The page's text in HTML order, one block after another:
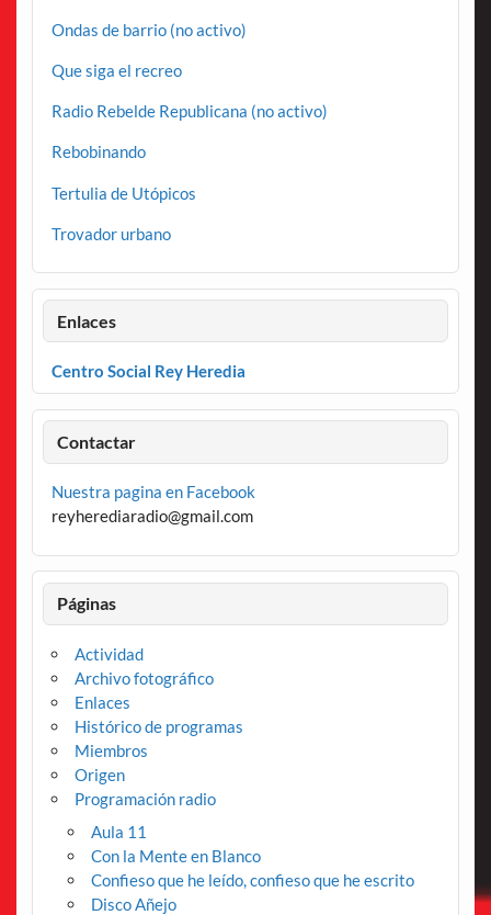
Ondas de barrio (no activo)
Que siga el recreo
Radio Rebelde Republicana (no activo)
Rebobinando
Tertulia de Utópicos
Trovador urbano
Enlaces
Centro Social Rey Heredia
Contactar
Nuestra pagina en Facebook
reyherediaradio@gmail.com
Páginas
Actividad
Archivo fotográfico
Enlaces
Histórico de programas
Miembros
Origen
Programación radio
Aula 11
Con la Mente en Blanco
Confieso que he leído, confieso que he escrito
Disco Añejo